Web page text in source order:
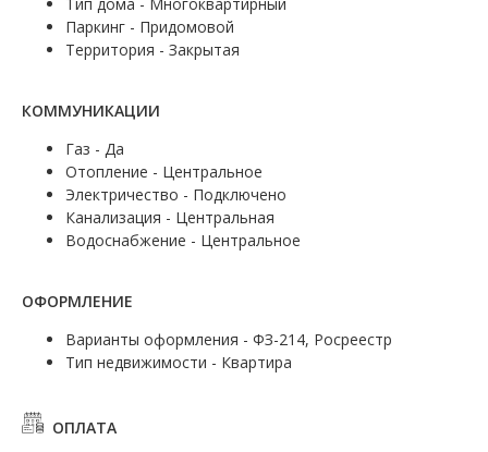
Паркинг - Придомовой
Территория - Закрытая
КОММУНИКАЦИИ
Газ - Да
Отопление - Центральное
Электричество - Подключено
Канализация - Центральная
Водоснабжение - Центральное
ОФОРМЛЕНИЕ
Варианты оформления - ФЗ-214, Росреестр
Тип недвижимости - Квартира
ОПЛАТА